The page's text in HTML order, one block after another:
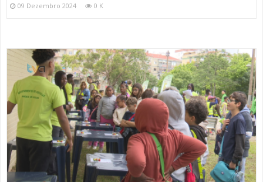
09 Dezembro 2024 0 K